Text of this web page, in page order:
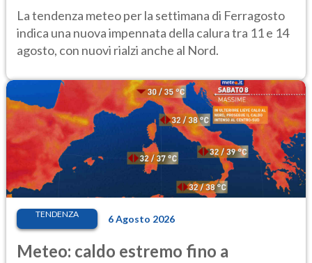
temporale
La tendenza meteo per la settimana di Ferragosto
indica una nuova impennata della calura tra 11 e 14
agosto, con nuovi rialzi anche al Nord.
TENDENZA 6 Agosto 2026
Meteo: caldo estremo fino a